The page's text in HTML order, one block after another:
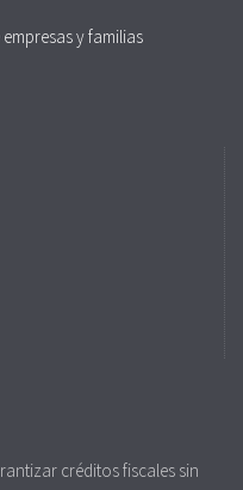
y familias
créditos fiscales sin